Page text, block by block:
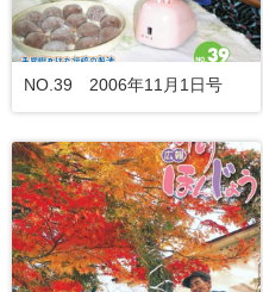
NO.39 2006年11月1日号